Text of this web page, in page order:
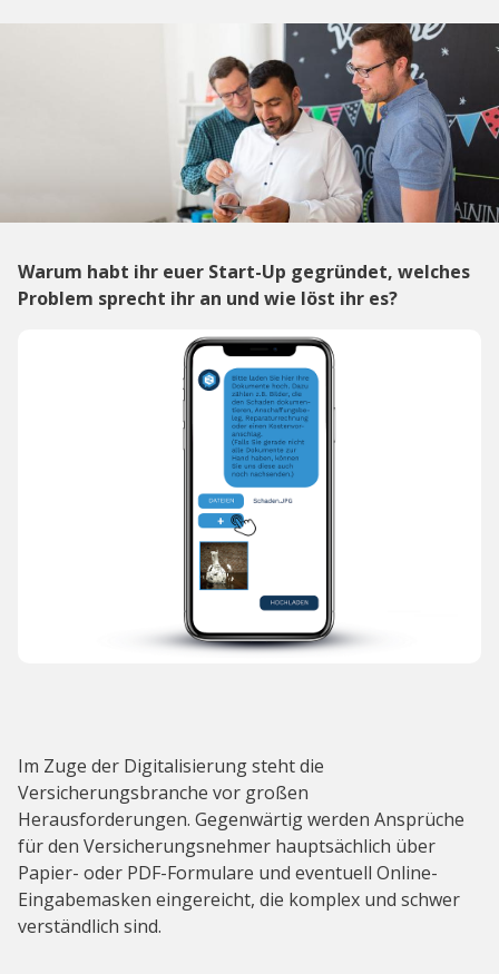
Warum habt ihr euer Start-Up gegründet, welches
Problem sprecht ihr an und wie löst ihr es?
Im Zuge der Digitalisierung steht die
Versicherungsbranche vor großen
Herausforderungen. Gegenwärtig werden Ansprüche
für den Versicherungsnehmer hauptsächlich über
Papier- oder PDF-Formulare und eventuell Online-
Eingabemasken eingereicht, die komplex und schwer
verständlich sind.